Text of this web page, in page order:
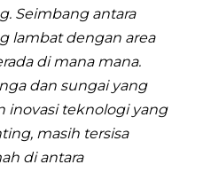
Seimbang antara
lambat dengan area
di mana mana.
dan sungai yang
inovasi teknologi yang
masih tersisa
di antara